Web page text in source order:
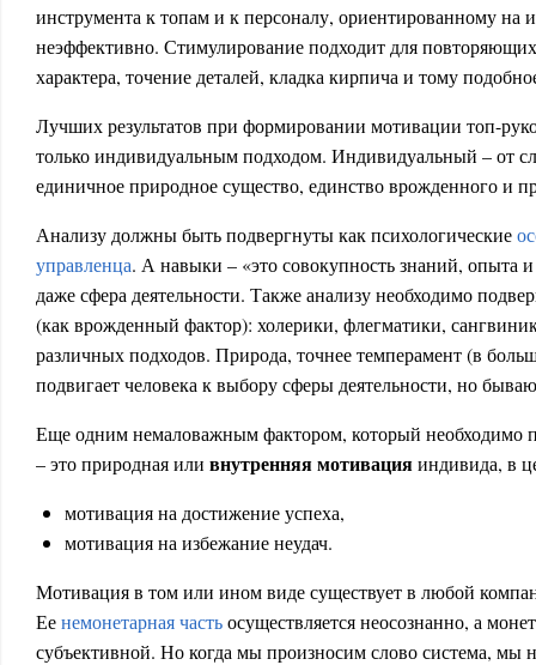
инструмента к топам и к персоналу, ориентированному на
неэффективно. Стимулирование подходит для
характера, точение деталей, кладка кирпича и тому
Лучших результатов при формировании мотивации топ-
только индивидуальным подходом. Индивидуальный – от
единичное природное существо, единство врожденного и
Анализу должны быть подвергнуты как психологические
управленца. А навыки – «это совокупность знаний, опыта
даже сфера деятельности. Также анализу необходимо
(как врожденный фактор): холерики, флегматики,
различных подходов. Природа, точнее темперамент (в
подвигает человека к выбору сферы деятельности, но
Еще одним немаловажным фактором, который необходимо
– это природная или внутренняя мотивацияиндивида, в
мотивация на достижение успеха,
мотивация на избежание неудач.
Мотивация в том или ином виде существует в любой
Еенемонетарная частьосуществляется неосознанно, а
субъективной. Но когда мы произносим слово система, мы